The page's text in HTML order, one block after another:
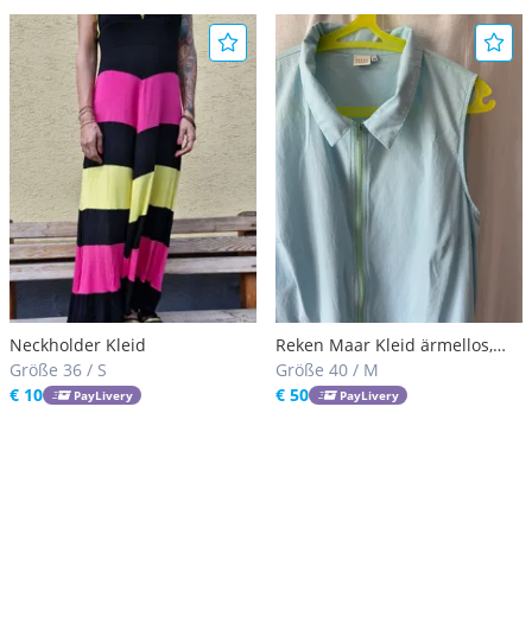
Neckholder Kleid
Größe 36 / S
€ 10
PayLivery
Reken Maar Kleid ärmellos,
eisblau, 44
Größe 40 / M
€ 50
PayLivery